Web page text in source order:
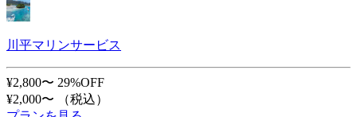
川平マリンサービス
¥2,800〜 29%OFF
¥2,000〜
（税込）